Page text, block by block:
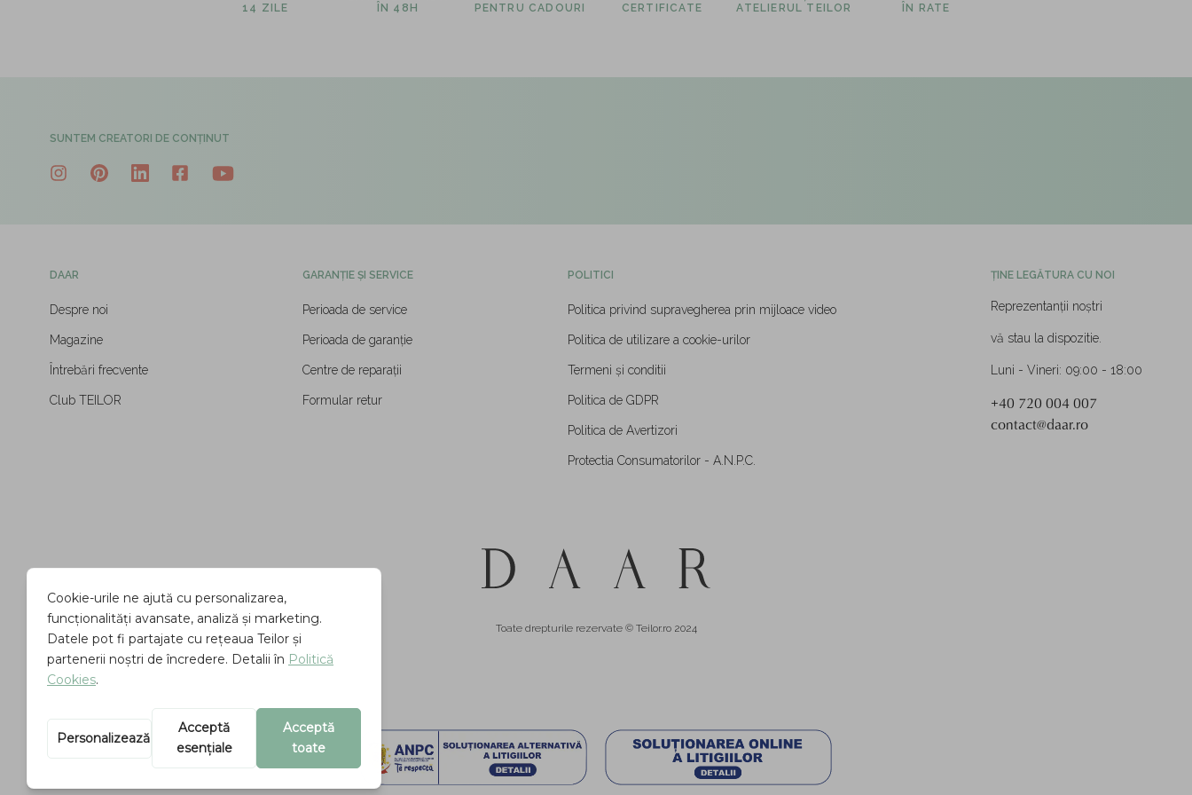
14 ZILE
ÎN 48H
PENTRU CADOURI
CERTIFICATE
ATELIERUL TEILOR
ÎN RATE
SUNTEM CREATORI DE CONȚINUT
DAAR
Despre noi
Magazine
Întrebări frecvente
Club TEILOR
GARANȚIE ȘI SERVICE
Perioada de service
Perioada de garanție
Centre de reparații
Formular retur
POLITICI
Politica privind supravegherea prin mijloace video
Politica de utilizare a cookie-urilor
Termeni și conditii
Politica de GDPR
Politica de Avertizori
Protectia Consumatorilor - A.N.P.C.
ȚINE LEGĂTURA CU NOI
Reprezentanții noștri
vă stau la dispozitie.
Luni - Vineri: 09:00 - 18:00
+40 720 004 007
contact@daar.ro
Toate drepturile rezervate © Teilor.ro 2024